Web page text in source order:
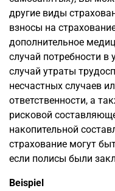
другие виды
взносы на
дополнительное
случай потребности в
случай утраты
несчастных случаев
ответственности, а
рисковой
накопительной
страхование могут
если полисы были
Beispiel